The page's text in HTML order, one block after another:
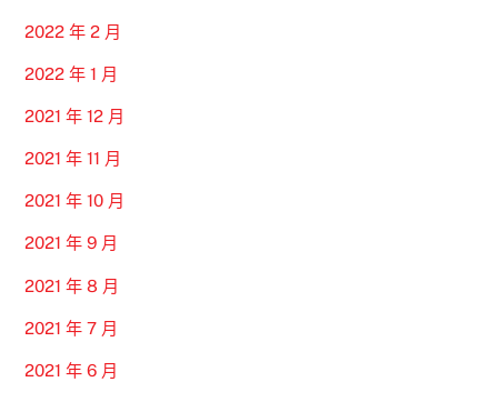
2022 年 2 月
2022 年 1 月
2021 年 12 月
2021 年 11 月
2021 年 10 月
2021 年 9 月
2021 年 8 月
2021 年 7 月
2021 年 6 月